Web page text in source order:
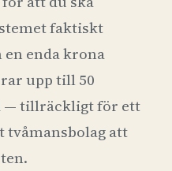
faktiskt
enda krona
upp till 50
— tillräckligt för ett
att